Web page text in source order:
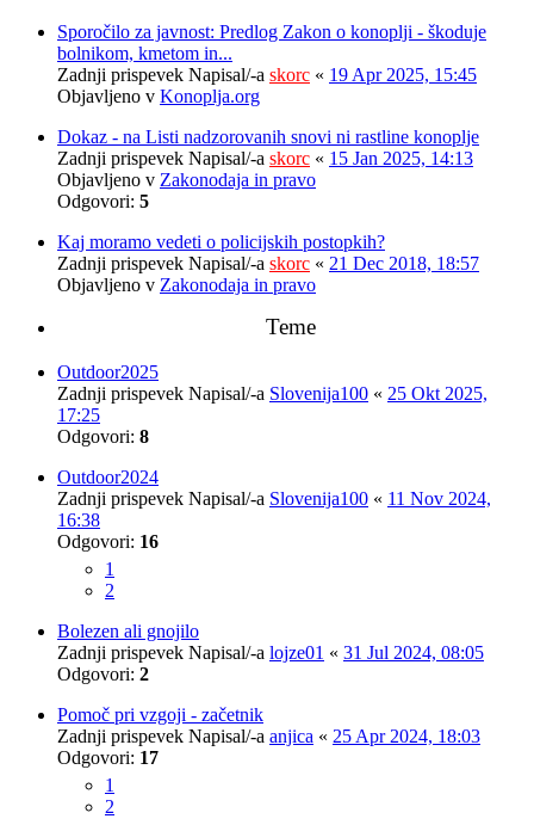
Sporočilo za javnost: Predlog Zakon o konoplji - škoduje
bolnikom, kmetom in...
Zadnji prispevek Napisal/-a skorc « 19 Apr 2025, 15:45
Objavljeno v Konoplja.org
Dokaz - na Listi nadzorovanih snovi ni rastline konoplje
Zadnji prispevek Napisal/-a skorc « 15 Jan 2025, 14:13
Objavljeno v Zakonodaja in pravo
Odgovori: 5
Kaj moramo vedeti o policijskih postopkih?
Zadnji prispevek Napisal/-a skorc « 21 Dec 2018, 18:57
Objavljeno v Zakonodaja in pravo
Teme
Outdoor2025
Zadnji prispevek Napisal/-a Slovenija100 « 25 Okt 2025,
17:25
Odgovori: 8
Outdoor2024
Zadnji prispevek Napisal/-a Slovenija100 « 11 Nov 2024,
16:38
Odgovori: 16
1
2
Bolezen ali gnojilo
Zadnji prispevek Napisal/-a lojze01 « 31 Jul 2024, 08:05
Odgovori: 2
Pomoč pri vzgoji - začetnik
Zadnji prispevek Napisal/-a anjica « 25 Apr 2024, 18:03
Odgovori: 17
1
2